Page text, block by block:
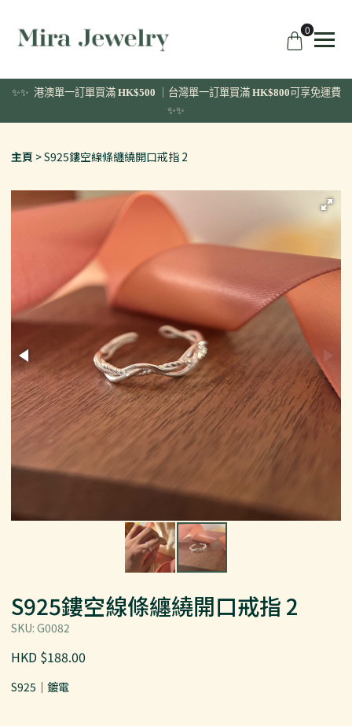
0
✨✨ 港澳單一訂單買滿 HK$500 ｜台灣單一訂單買滿 HK$800 可享免運費
✨✨
主頁 S925鏤空線條纏繞開口戒指 2
S925鏤空線條纏繞開口戒指 2
SKU: G0082
HKD $188.00
S925｜鍍電